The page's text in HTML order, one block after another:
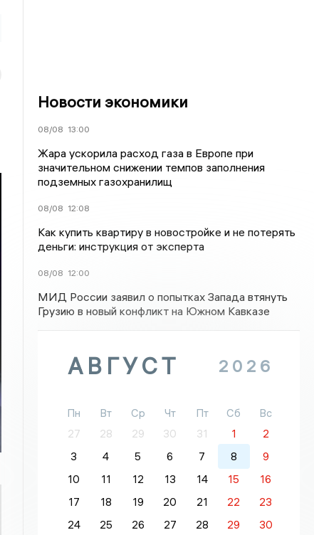
Новости экономики
08/08 13:00
Жара ускорила расход газа в Европе при
значительном снижении темпов заполнения
подземных газохранилищ
08/08 12:08
Как купить квартиру в новостройке и не потерять
деньги: инструкция от эксперта
08/08 12:00
МИД России заявил о попытках Запада втянуть
Грузию в новый конфликт на Южном Кавказе
АВГУСТ 2026
Пн Вт Ср Чт Пт Сб
Вс
27
28 29 30 31 1
2
3
4 5 6 7 8
9
10
11 12 13 14 15
16
17
18 19 20 21 22
23
24
25 26 27 28 29
30